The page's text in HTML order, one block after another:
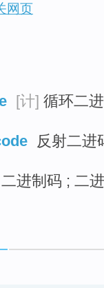
网页
[计] 循环二
反射二进
二进制码 ; 二